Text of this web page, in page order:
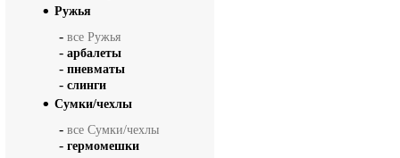
Ружья
- все Ружья
- арбалеты
- пневматы
- слинги
Сумки/чехлы
- все Сумки/чехлы
- гермомешки